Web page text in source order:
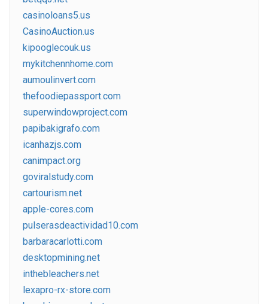
casinoloans5.us
CasinoAuction.us
kipooglecouk.us
mykitchennhome.com
aumoulinvert.com
thefoodiepassport.com
superwindowproject.com
papibakigrafo.com
icanhazjs.com
canimpact.org
goviralstudy.com
cartourism.net
apple-cores.com
pulserasdeactividad10.com
barbaracarlotti.com
desktopmining.net
inthebleachers.net
lexapro-rx-store.com